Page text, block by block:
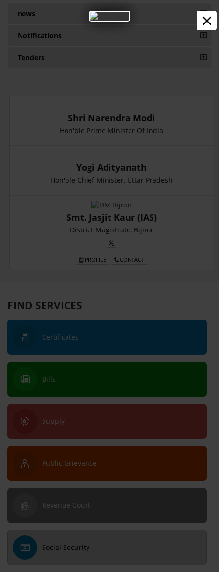
×
news
Notifications
Tenders
Shri Narendra Modi
Hon'ble Prime Minister Of India
Yogi Adityanath
Hon'ble Chief Minister, Uttar Pradesh
Smt. Jasjit Kaur (IAS)
District Magistrate, Bijnor
PROFILE CONTACT
FIND SERVICES
Certificates
Bills
Supply
Public Grievance
Revenue Court
Social Security